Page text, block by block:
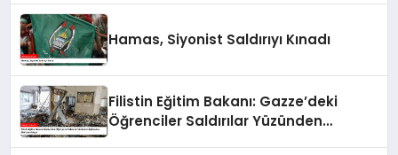
Hamas, Siyonist Saldırıyı Kınadı
Filistin Eğitim Bakanı: Gazze’deki
Öğrenciler Saldırılar Yüzünden